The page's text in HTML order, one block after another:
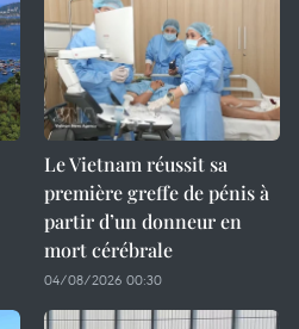
Le Vietnam réussit sa
première greffe de pénis à
partir d’un donneur en
mort cérébrale
04/08/2026 00:30